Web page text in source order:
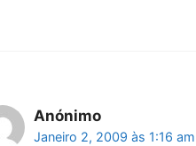
Anónimo
Janeiro 2, 2009 às 1:16 am